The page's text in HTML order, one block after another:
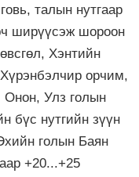
талын нутгаар
ширүүсэж шороон
Хэнтийн
орчим,
Онон, Улз голын
бүс нутгийн зүүн
голын Баян
+20...+25